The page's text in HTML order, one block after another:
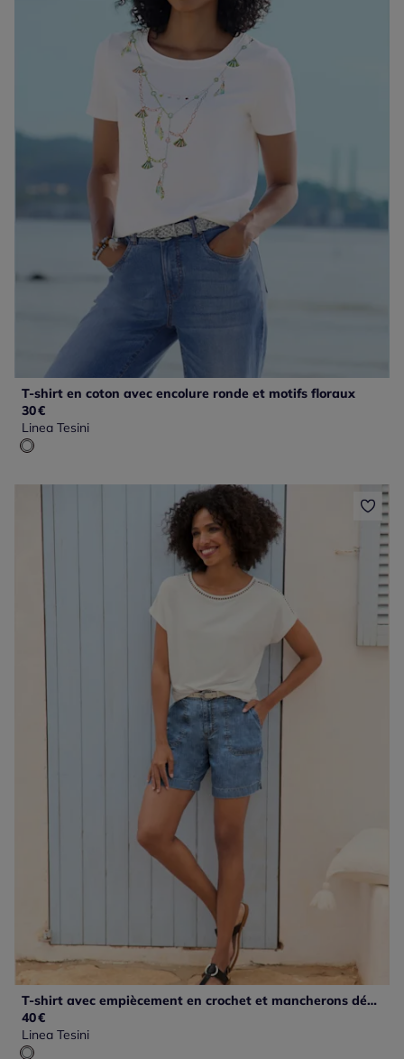
T-shirt en coton avec encolure ronde et motifs floraux
30€
Linea Tesini
T-shirt avec empiècement en crochet et mancherons décontractés
40€
Linea Tesini